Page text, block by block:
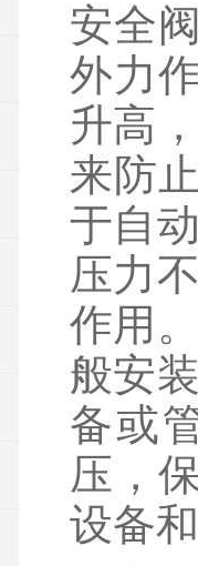
安全
外力
升高
来防
于自
压力
作用
般安
备或
压，
设备